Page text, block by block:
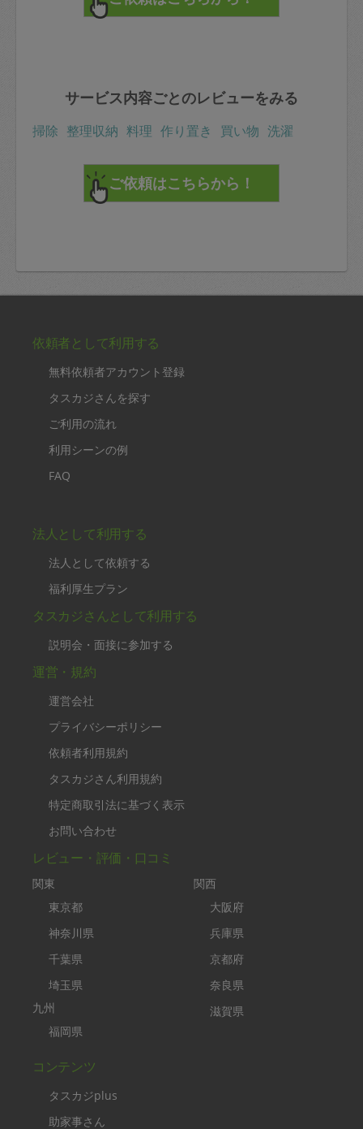
サービス内容ごとのレビューをみる
掃除 整理収納 料理 作り置き 買い物 洗濯
依頼者として利用する
無料依頼者アカウント登録
タスカジさんを探す
ご利用の流れ
利用シーンの例
FAQ
法人として利用する
法人として依頼する
福利厚生プラン
タスカジさんとして利用する
説明会・面接に参加する
運営・規約
運営会社
プライバシーポリシー
依頼者利用規約
タスカジさん利用規約
特定商取引法に基づく表示
お問い合わせ
レビュー・評価・口コミ
関東
東京都
神奈川県
千葉県
埼玉県
九州
福岡県
関西
大阪府
兵庫県
京都府
奈良県
滋賀県
コンテンツ
タスカジplus
助家事さん